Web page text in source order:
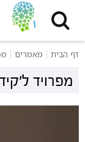
דף הבית מאמרים
מפרויד